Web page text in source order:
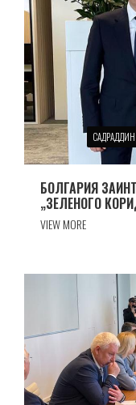
САДРАДДИН
БОЛГАРИЯ
„ЗЕЛЕНОГО
VIEW MORE